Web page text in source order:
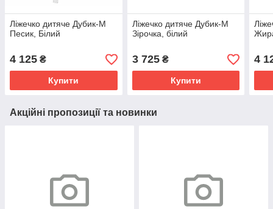
Ліжечко дитяче Дубик-М
Песик, Білий
4 125 ₴
Купити
Ліжечко дитяче Дубик-М
Зірочка, білий
3 725₴
Купити
4
Акційні пропозиції та новинки